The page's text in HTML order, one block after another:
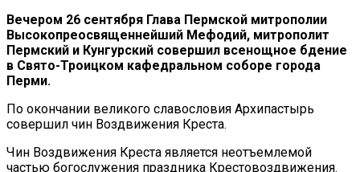
Вечером 26 сентября Глава Пермской митрополии
Высокопреосвященнейший Мефодий, митрополит
Пермский и Кунгурский совершил всенощное бдение
в Свято-Троицком кафедральном соборе города
Перми.
По окончании великого славословия Архипастырь
совершил чин Воздвижения Креста.
Чин Воздвижения Креста является неотъемлемой
частью богослужения праздника Крестовоздвижения.